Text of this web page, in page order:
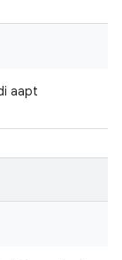
aapt